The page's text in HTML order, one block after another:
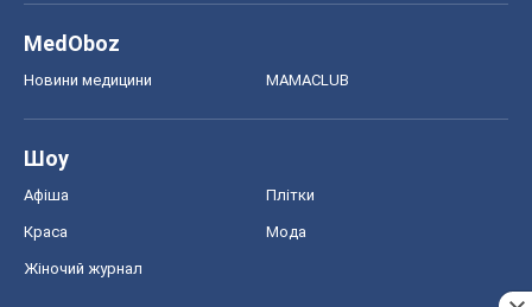
MedOboz
Новини медицини MAMACLUB
Шоу
Афіша Плітки
Краса Мода
Жіночий журнал